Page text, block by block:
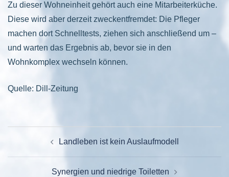
Zu dieser Wohneinheit gehört auch eine Mitarbeiterküche.
Diese wird aber derzeit zweckentfremdet: Die Pfleger
machen dort Schnelltests, ziehen sich anschließend um –
und warten das Ergebnis ab, bevor sie in den
Wohnkomplex wechseln können.
Quelle: Dill-Zeitung
Landleben ist kein Auslaufmodell
Synergien und niedrige Toiletten